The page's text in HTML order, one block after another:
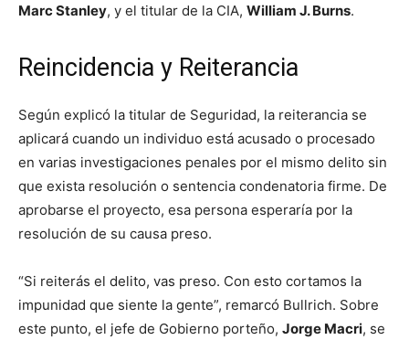
Marc Stanley, y el titular de la CIA, William J. Burns.
Reincidencia y Reiterancia
Según explicó la titular de Seguridad, la reiterancia se
aplicará cuando un individuo está acusado o procesado
en varias investigaciones penales por el mismo delito sin
que exista resolución o sentencia condenatoria firme. De
aprobarse el proyecto, esa persona esperaría por la
resolución de su causa preso.
“Si reiterás el delito, vas preso. Con esto cortamos la
impunidad que siente la gente”, remarcó Bullrich. Sobre
este punto, el jefe de Gobierno porteño, Jorge Macri, se